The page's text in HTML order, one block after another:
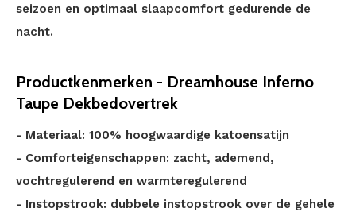
seizoen en optimaal slaapcomfort gedurende de
nacht.
Productkenmerken - Dreamhouse Inferno
Taupe Dekbedovertrek
- Materiaal: 100% hoogwaardige katoensatijn
- Comforteigenschappen: zacht, ademend,
vochtregulerend en warmteregulerend
- Instopstrook: dubbele instopstrook over de gehele